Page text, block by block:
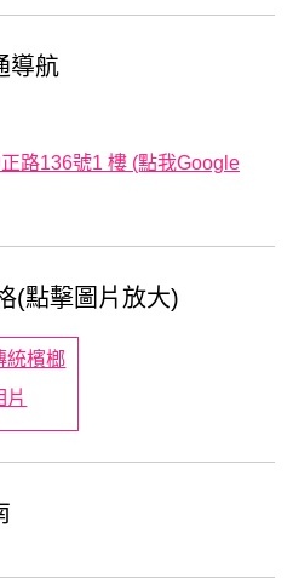
導航
路136號1 樓 (點我Google
(點擊圖片放大)